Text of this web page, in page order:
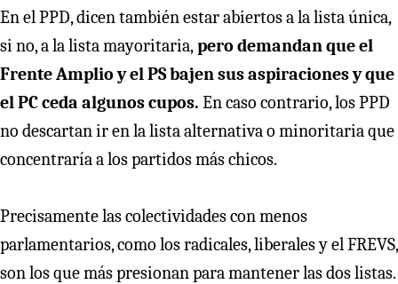
En el PPD, dicen también estar abiertos a la lista única,
si no, a la lista mayoritaria,pero demandan que el
Frente Amplio y el PS bajen sus aspiraciones y que
el PC ceda algunos cupos. En caso contrario, los PPD
no descartan ir en la lista alternativa o minoritaria que
concentraría a los partidos más chicos.
Precisamente las colectividades con menos
parlamentarios, como los radicales, liberales y el FREVS,
son los que más presionan para mantener las dos listas.